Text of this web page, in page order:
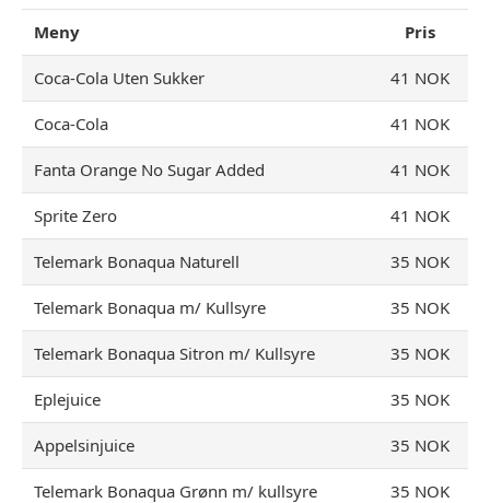
Meny Pris
Coca-Cola Uten Sukker 41 NOK
Coca-Cola 41 NOK
Fanta Orange No Sugar Added 41 NOK
Sprite Zero 41 NOK
Telemark Bonaqua Naturell 35 NOK
Telemark Bonaqua m/ Kullsyre 35 NOK
Telemark Bonaqua Sitron m/ Kullsyre 35 NOK
Eplejuice 35 NOK
Appelsinjuice 35 NOK
Telemark Bonaqua Grønn m/ kullsyre 35 NOK